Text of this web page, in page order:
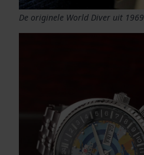
De originele World Diver uit 1969